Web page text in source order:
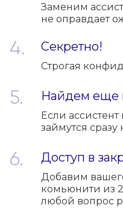
Заменим
не оправдает
Секретно!
Строгая
Найдем еще
Если
займутся сразу
Доступ в
Добавим
комьюнити из
любой вопрос